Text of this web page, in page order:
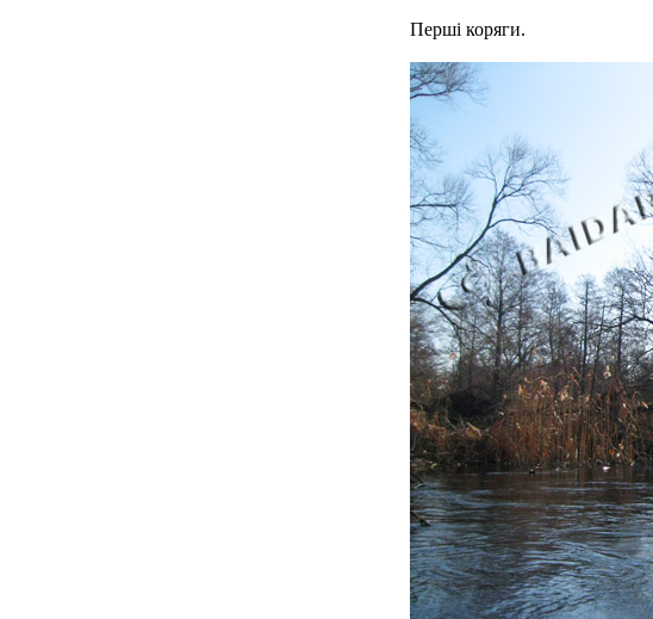
Перші коряги.